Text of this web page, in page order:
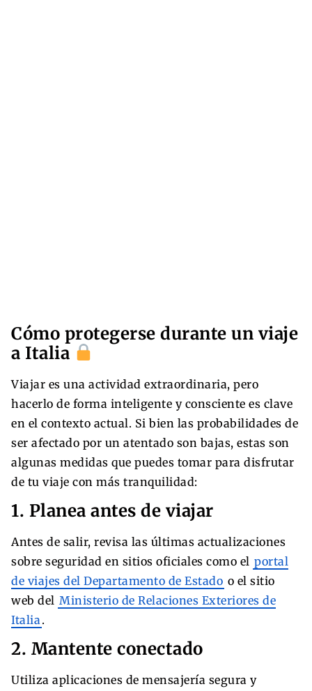
Cómo protegerse durante un viaje
a Italia
Viajar es una actividad extraordinaria, pero
hacerlo de forma inteligente y consciente es clave
en el contexto actual. Si bien las probabilidades de
ser afectado por un atentado son bajas, estas son
algunas medidas que puedes tomar para disfrutar
de tu viaje con más tranquilidad:
1. Planea antes de viajar
Antes de salir, revisa las últimas actualizaciones
sobre seguridad en sitios oficiales como el portal
de viajes del Departamento de Estado o el sitio
web del Ministerio de Relaciones Exteriores de
Italia .
2. Mantente conectado
Utiliza aplicaciones de mensajería segura y